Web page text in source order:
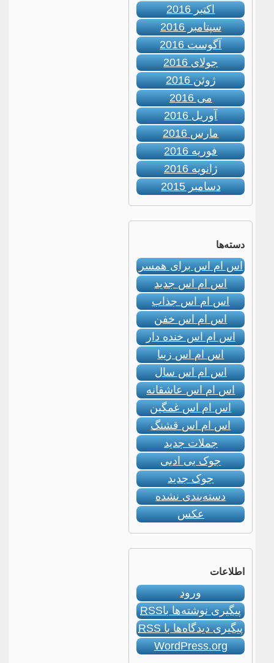
اکتبر 2016
سپتامبر 2016
آگوست 2016
جولای 2016
ژوئن 2016
می 2016
آوریل 2016
مارس 2016
فوریه 2016
ژانویه 2016
دسامبر 2015
دسته‌ها
اس ام اس برای همسر
اس ام اس جدید
اس ام اس جذاب
اس ام اس خفن
اس ام اس خنده دار
اس ام اس زیبا
اس ام اس سال
اس ام اس عاشقانه
اس ام اس غمگین
اس ام اس قشنگ
جملات جدید
جوک بی ادبی
جوک جدید
دسته‌بندی نشده
عکس
اطلاعات
ورود
پیگیری نوشته‌ها باRSS
پیگیری دیدگاه‌ها باRSS
WordPress.org